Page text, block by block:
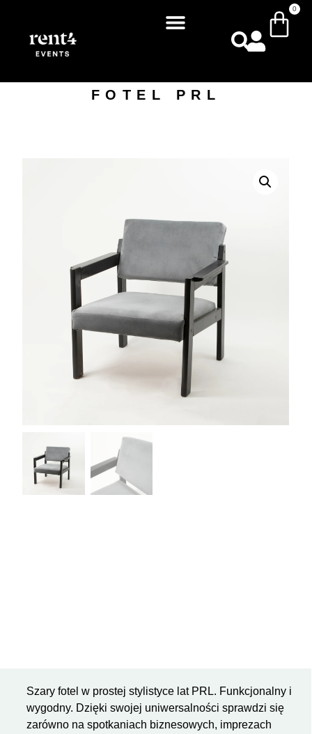
0
FOTEL PRL
Szary fotel w prostej stylistyce lat PRL. Funkcjonalny i
wygodny. Dzięki swojej uniwersalności sprawdzi się
zarówno na spotkaniach biznesowych, imprezach